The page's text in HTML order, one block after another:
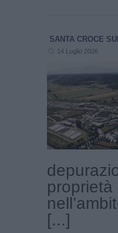
SANTA CROCE
14 Luglio 2026
[...]